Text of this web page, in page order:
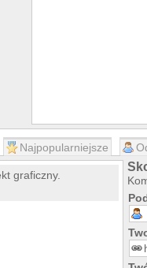
Najpopularniejsze
graficzny.